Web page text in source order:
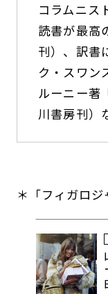
コラムニス
読書が最高
刊）、訳書
ク・スワン
ルーニー著
川書房刊）
＊「フィガロ